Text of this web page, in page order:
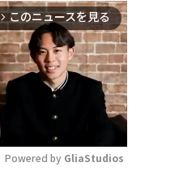
arrow_forward_ios このニュースを見る
Powered by GliaStudios